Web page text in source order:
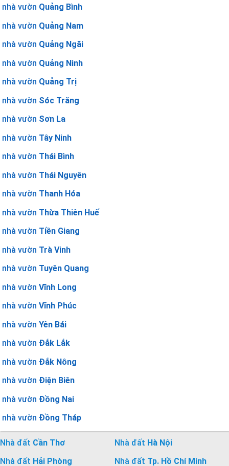
nhà vườn Quảng Bình
nhà vườn Quảng Nam
nhà vườn Quảng Ngãi
nhà vườn Quảng Ninh
nhà vườn Quảng Trị
nhà vườn Sóc Trăng
nhà vườn Sơn La
nhà vườn Tây Ninh
nhà vườn Thái Bình
nhà vườn Thái Nguyên
nhà vườn Thanh Hóa
nhà vườn Thừa Thiên Huế
nhà vườn Tiền Giang
nhà vườn Trà Vinh
nhà vườn Tuyên Quang
nhà vườn Vĩnh Long
nhà vườn Vĩnh Phúc
nhà vườn Yên Bái
nhà vườn Đắk Lắk
nhà vườn Đắk Nông
nhà vườn Điện Biên
nhà vườn Đồng Nai
nhà vườn Đồng Tháp
Nhà đất Cần Thơ Nhà đất Hà Nội
Nhà đất Hải Phòng Nhà đất Tp. Hồ Chí Minh